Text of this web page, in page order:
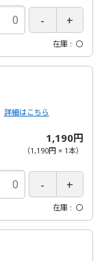
在庫 〇
詳細はこちら
1,190円
（1,190円× 1本）
在庫 〇